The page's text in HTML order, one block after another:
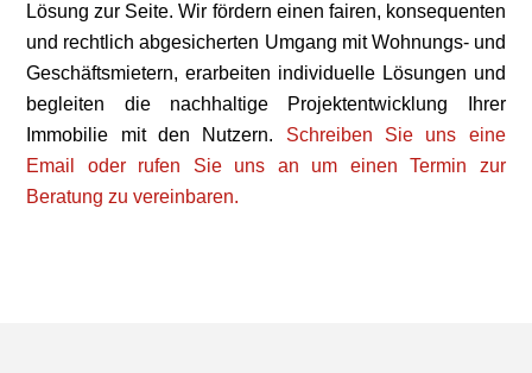
Lösung zur Seite. Wir fördern einen fairen, konsequenten
und rechtlich abgesicherten Umgang mit Wohnungs- und
Geschäftsmietern, erarbeiten individuelle Lösungen und
begleiten die nachhaltige Projektentwicklung Ihrer
Immobilie mit den Nutzern. Schreiben Sie uns eine
Email oder rufen Sie uns an um einen Termin zur
Beratung zu vereinbaren.